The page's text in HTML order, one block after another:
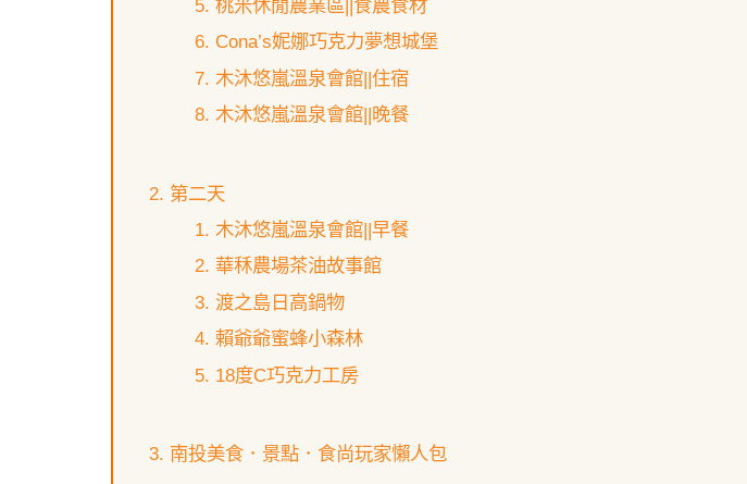
桃米休閒農業區||食農食材
Cona’s妮娜巧克力夢想城堡
木沐悠嵐溫泉會館||住宿
木沐悠嵐溫泉會館||晚餐
第二天
木沐悠嵐溫泉會館||早餐
華秝農場茶油故事館
渡之島日高鍋物
賴爺爺蜜蜂小森林
18度C巧克力工房
南投美食．景點．食尚玩家懶人包